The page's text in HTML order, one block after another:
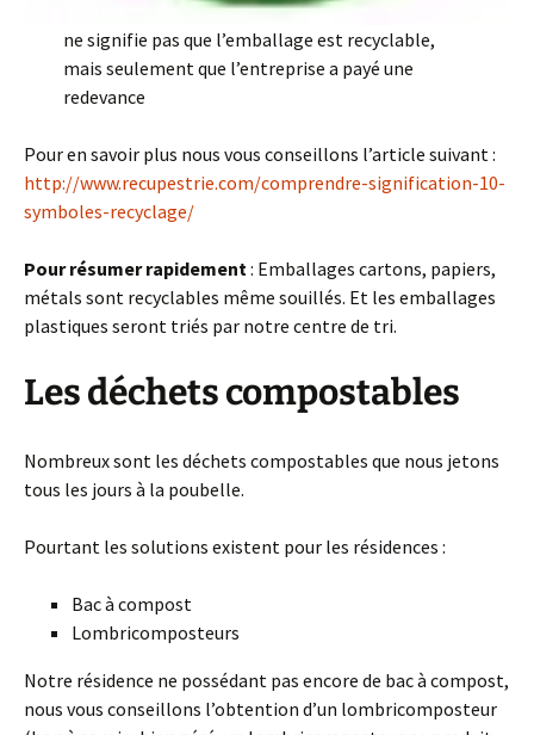
ne signifie pas que l’emballage est recyclable,
mais seulement que l’entreprise a payé une
redevance
Pour en savoir plus nous vous conseillons l’article suivant :
http://www.recupestrie.com/comprendre-signification-10-
symboles-recyclage/
Pour résumer rapidement: Emballages cartons, papiers,
métals sont recyclables même souillés. Et les emballages
plastiques seront triés par notre centre de tri.
Les déchets compostables
Nombreux sont les déchets compostables que nous jetons
tous les jours à la poubelle.
Pourtant les solutions existent pour les résidences :
Bac à compost
Lombricomposteurs
Notre résidence ne possédant pas encore de bac à compost,
nous vous conseillons l’obtention d’un lombricomposteur